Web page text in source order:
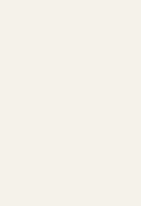
(No-Shrink): Il
a cicli di
e senza
poca o
i tempi di
e
gessato a
colore
al meglio
e Bordeaux.
e Cucina: